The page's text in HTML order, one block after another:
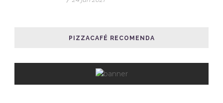
PIZZACAFÉ RECOMENDA